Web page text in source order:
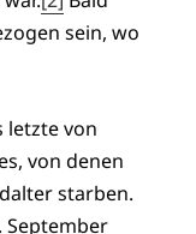
sein, wo
letzte von
von denen
starben.
September